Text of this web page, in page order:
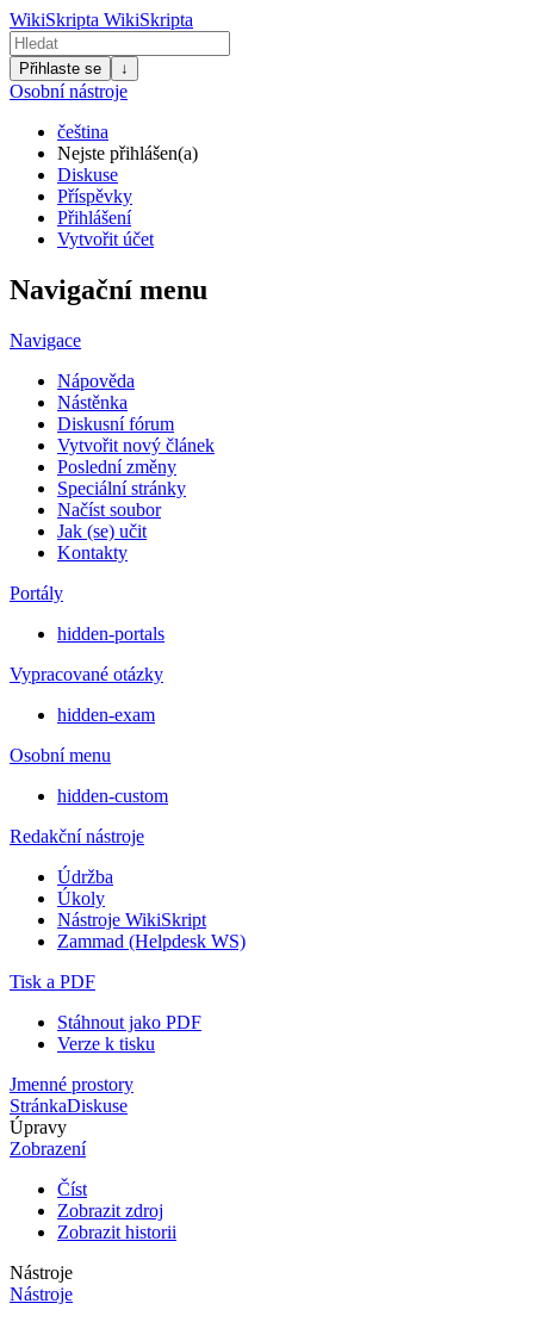
WikiSkripta WikiSkripta
Přihlaste se ↓
Osobní nástroje
čeština
Nejste přihlášen(a)
Diskuse
Příspěvky
Přihlášení
Vytvořit účet
Navigační menu
Navigace
Nápověda
Nástěnka
Diskusní fórum
Vytvořit nový článek
Poslední změny
Speciální stránky
Načíst soubor
Jak (se) učit
Kontakty
Portály
hidden-portals
Vypracované otázky
hidden-exam
Osobní menu
hidden-custom
Redakční nástroje
Údržba
Úkoly
Nástroje WikiSkript
Zammad (Helpdesk WS)
Tisk a PDF
Stáhnout jako PDF
Verze k tisku
Jmenné prostory
StránkaDiskuse
Úpravy
Zobrazení
Číst
Zobrazit zdroj
Zobrazit historii
Nástroje
Nástroje